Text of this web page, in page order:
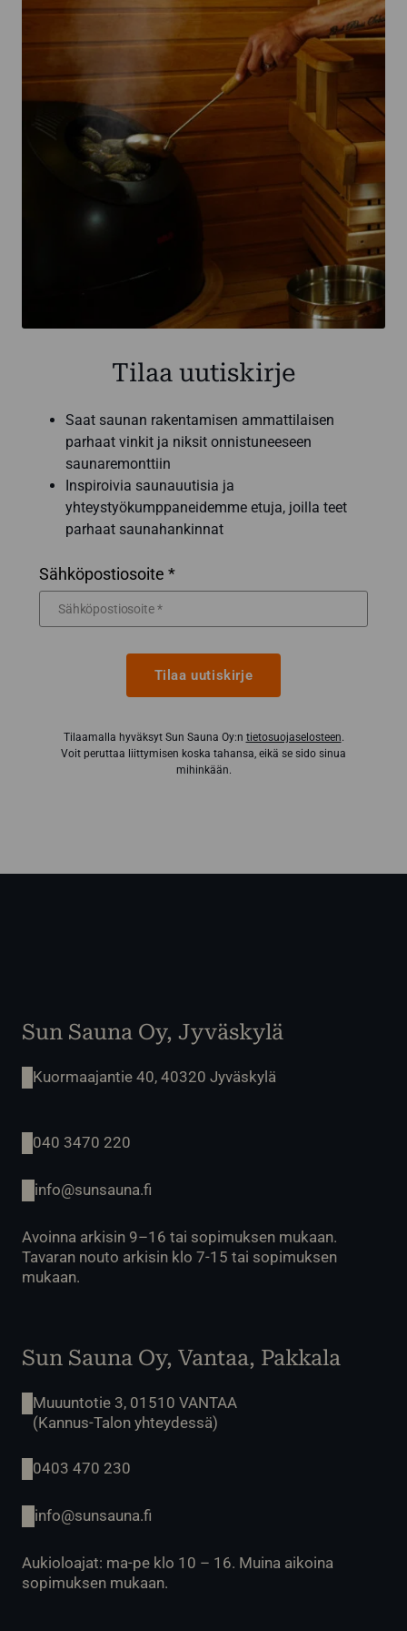
Tilaa uutiskirje
Saat saunan rakentamisen ammattilaisen
parhaat vinkit ja niksit onnistuneeseen
saunaremonttiin
Inspiroivia saunauutisia ja
yhteystyökumppaneidemme etuja, joilla teet
parhaat saunahankinnat
Sähköpostiosoite *
Tilaa uutiskirje
Tilaamalla hyväksyt Sun Sauna Oy:n tietosuojaselosteen.
Voit peruttaa liittymisen koska tahansa, eikä se sido sinua
mihinkään.
Sun Sauna Oy, Jyväskylä
Kuormaajantie 40, 40320 Jyväskylä
040 3470 220
info@sunsauna.fi
Avoinna arkisin 9–16 tai sopimuksen mukaan.
Tavaran nouto arkisin klo 7-15 tai sopimuksen
mukaan.
Sun Sauna Oy, Vantaa, Pakkala
Muuuntotie 3, 01510 VANTAA
(Kannus-Talon yhteydessä)
0403 470 230
info@sunsauna.fi
Aukioloajat: ma-pe klo 10 – 16. Muina aikoina
sopimuksen mukaan.